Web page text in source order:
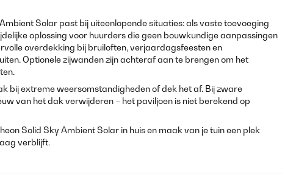
Solar past bij uiteenlopende situaties: als vaste toevoeging
oplossing voor huurders die geen bouwkundige aanpassingen
overdekking bij bruiloften, verjaardagsfeesten en
Optionele zijwanden zijn achteraf aan te brengen om het
bij extreme weersomstandigheden of dek het af. Bij zware
van het dak verwijderen – het paviljoen is niet berekend op
Solid Sky Ambient Solar in huis en maak van je tuin een plek
verblijft.